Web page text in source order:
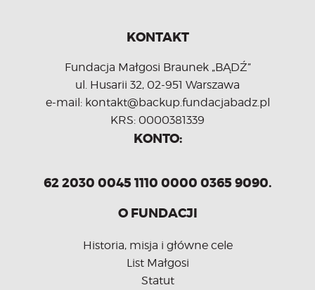
KONTAKT
Fundacja Małgosi Braunek „BĄDŹ”
ul. Husarii 32, 02-951 Warszawa
e-mail: kontakt@backup.fundacjabadz.pl
KRS: 0000381339
KONTO:
62 2030 0045 1110 0000 0365 9090.
O FUNDACJI
Historia, misja i główne cele
List Małgosi
Statut